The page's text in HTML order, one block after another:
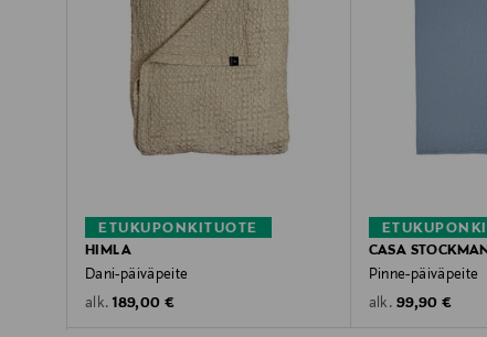
ETUKUPONKITUOTE
HIMLA
Dani-päiväpeite
alk. Original Price
189,00 €
CASA
Pinne-päiväpeite
alk. Original Price
99,90 €